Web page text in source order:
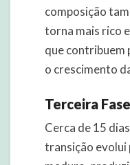
composição
torna mais rico
que contribuem
o crescimento
Terceira
Cerca de 15
transição evolui